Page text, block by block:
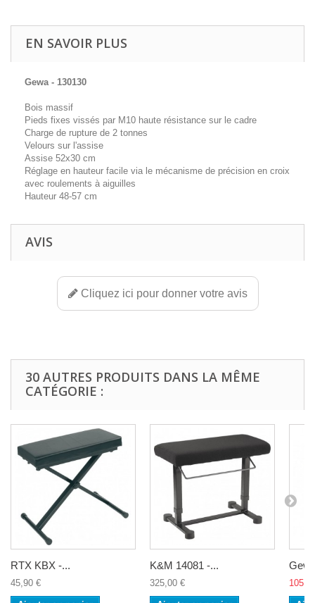
EN SAVOIR PLUS
Gewa - 130130
Bois massif
Pieds fixes vissés par M10 haute résistance sur le cadre
Charge de rupture de 2 tonnes
Velours sur l'assise
Assise 52x30 cm
Réglage en hauteur facile via le mécanisme de précision en croix
avec roulements à aiguilles
Hauteur 48-57 cm
AVIS
Cliquez ici pour donner votre avis
30 AUTRES PRODUITS DANS LA MÊME
CATÉGORIE :
RTX KBX -...
45,90 €
K&M 14081 -...
325,00 €